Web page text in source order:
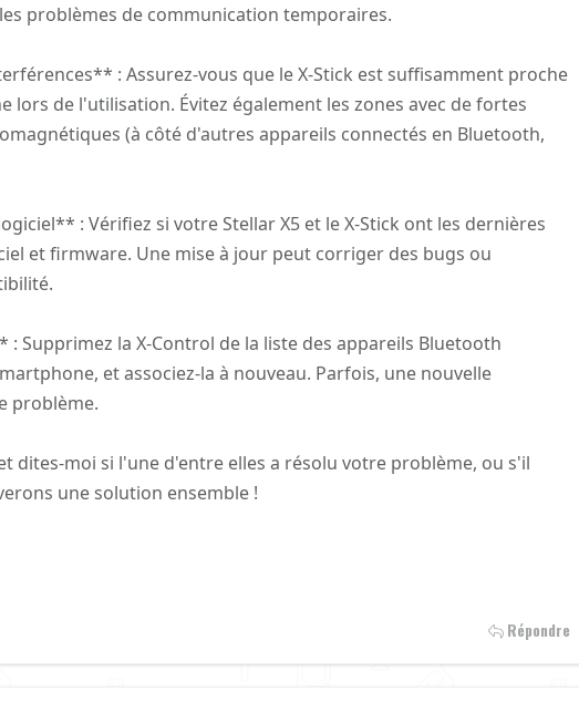
problèmes de communication temporaires.
: Assurez-vous que le X-Stick est suffisamment proche
lors de l'utilisation. Évitez également les zones avec de fortes
(à côté d'autres appareils connectés en Bluetooth,
: Vérifiez si votre Stellar X5 et le X-Stick ont les dernières
et firmware. Une mise à jour peut corriger des bugs ou
: Supprimez la X-Control de la liste des appareils Bluetooth
et associez-la à nouveau. Parfois, une nouvelle
problème.
dites-moi si l'une d'entre elles a résolu votre problème, ou s'il
une solution ensemble !
Répondre